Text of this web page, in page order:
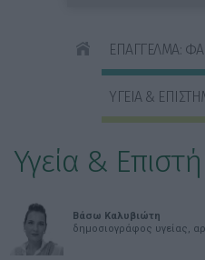
ΕΠΑΓΓΕΛΜΑ:
ΥΓΕΙΑ &
Υγεία &
Βάσω Καλυβιώτη
δημοσιογράφος υγείας,